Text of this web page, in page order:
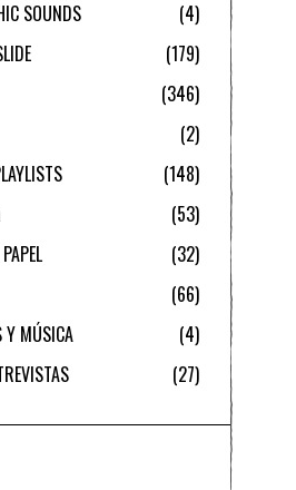
SOUNDS
4
179
346
2
148
53
32
66
Y MÚSICA
4
27